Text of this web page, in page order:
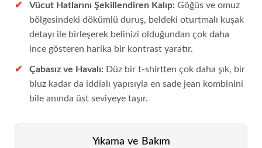
Vücut Hatlarını Şekillendiren Kalıp: Göğüs ve omuz
bölgesindeki dökümlü duruş, beldeki oturtmalı kuşak
detayı ile birleşerek belinizi olduğundan çok daha
ince gösteren harika bir kontrast yaratır.
Çabasız ve Havalı: Düz bir t-shirtten çok daha şık, bir
bluz kadar da iddialı yapısıyla en sade jean kombinini
bile anında üst seviyeye taşır.
Yıkama ve Bakım